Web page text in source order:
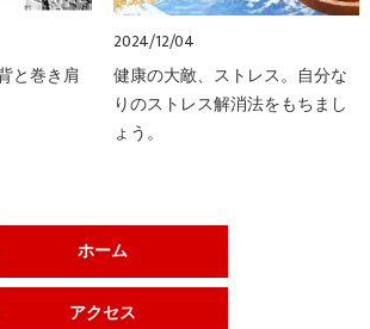
と巻き肩
2024/12/04
健康の大敵、ストレス。自分な
りのストレス解消法をもちまし
ょう。
ホーム
アクセス